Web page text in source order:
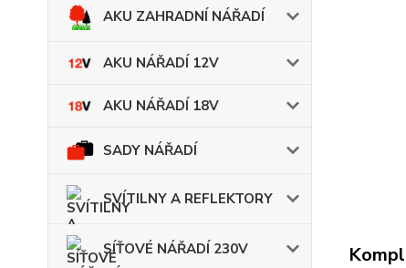
AKU ZAHRADNÍ NÁŘADÍ
AKU NÁŘADÍ 12V
AKU NÁŘADÍ 18V
SADY NÁŘADÍ
SVÍTILNY A REFLEKTORY
SÍŤOVÉ NÁŘADÍ 230V